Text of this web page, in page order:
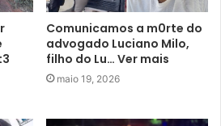
Comunicamos a m0rte do
advogado Luciano Milo,
filho do Lu… Ver mais
maio 19, 2026